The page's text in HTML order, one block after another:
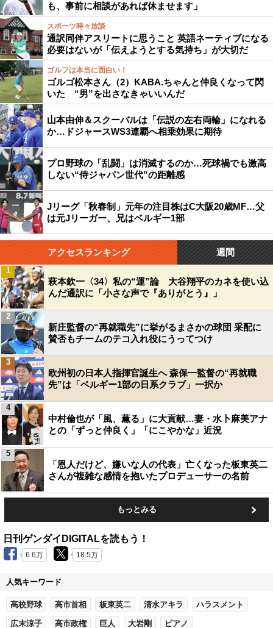
も、事前に相談があれば休ませます」
スポーツ時々放談
通訳同伴アスリートに思うこと 英語ネーティブになる
必要はないが「伝えようとする気持ち」が大切だ
ゴルフは本当に面白い！
ゴルゴ松本さん（2）KABA.ちゃんと仲良くなって閃
いた “男”を出さなきゃいいんだ
山本由伸＆スクーバルは「伝説の左右両輪」になれる
か…ドジャースWS3連覇へ相乗効果に期待
プロ野球の「乱闘」は消滅するのか…死球禍でも激高
しない“侍ジャパン世代”の距離感
Jリーグ「秋春制」元年の注目株はC大阪20歳MF…父
は元Jリーガー、兄はベルギー1部
アクセスランキング 週間
萩本欽一〈34〉私の“運”論 大谷翔平のカネを使い込
んだ通訳に「小さな声で『ありがとう』」
1
新庄監督の“再就職先”に挙がるまさかの球団 采配に
賛否もチームのテコ入れ役にうってつけ
2
欧州初の日本人指揮官誕生へ 森保一監督の“再就職
先”は「ベルギー1部の日系クラブ」一択か
3
中村倫也が「風、薫る」に大貢献…妻・水卜麻美アナ
との「ずっと仲良く」「にこやかな」近況
4
「恩人だけど、嫌いな人の代表」亡くなった板東英二
さんが複雑な感情を抱いたプロデューサーの名前
5
もっとみる
日刊ゲンダイDIGITALを読もう！
6.6万 18.5万
人気キーワード
高校野球 高市首相 板東英二 清水アキラ ハラスメント
広末涼子 高市政権 巨人 大岩剛 ピアノ